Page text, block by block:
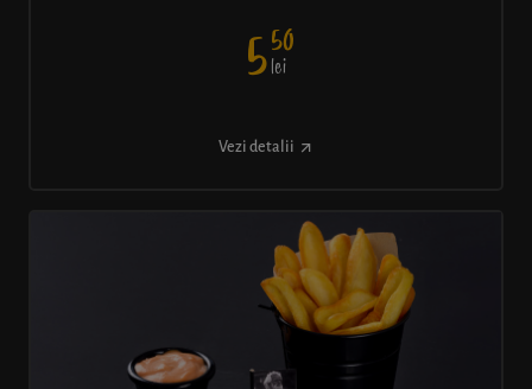
550
lei
Vezi detalii